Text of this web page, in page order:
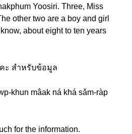
Yoosiri. Three, Miss
other two are a boy and girl
about eight to ten years
ะ สำหรับข้อมูล
khun mâak ná khá sǎm-ràp
for the information.